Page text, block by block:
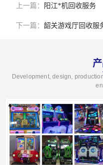
上一篇： 阳江*机回收服务
下一篇： 韶关游戏厅回收服
Development, design,